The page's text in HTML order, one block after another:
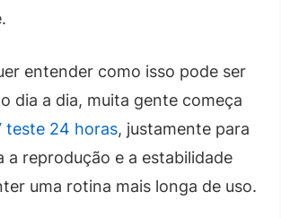
entender como isso pode ser
dia a dia, muita gente começa
teste 24 horas, justamente para
a reprodução e a estabilidade
uma rotina mais longa de uso.